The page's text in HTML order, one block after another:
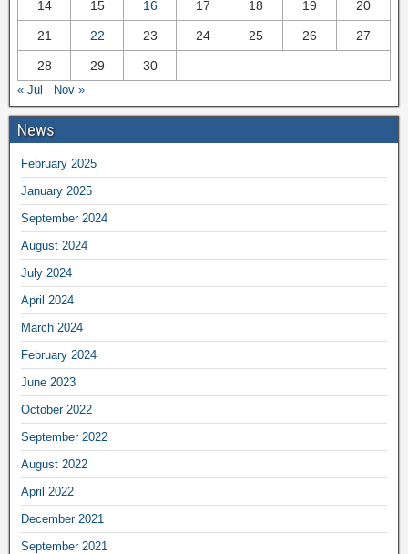
14 15 16 17 18 19 20
21 22 23 24 25 26 27
28 29 30
« Jul Nov »
News
February 2025
January 2025
September 2024
August 2024
July 2024
April 2024
March 2024
February 2024
June 2023
October 2022
September 2022
August 2022
April 2022
December 2021
September 2021